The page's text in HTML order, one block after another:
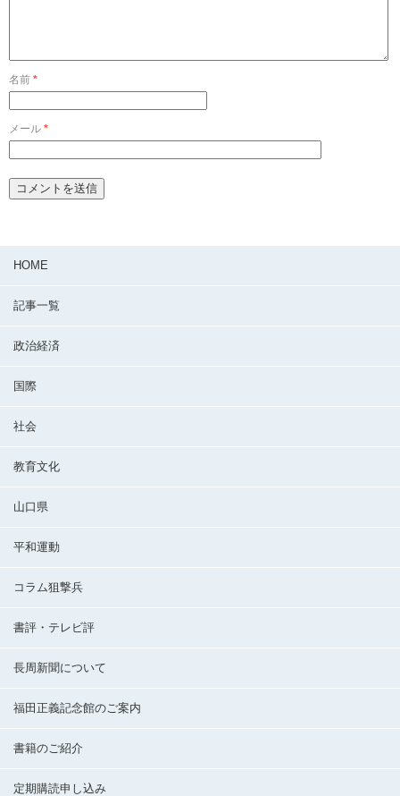
名前 *
メール *
HOME
記事一覧
政治経済
国際
社会
教育文化
山口県
平和運動
コラム狙撃兵
書評・テレビ評
長周新聞について
福田正義記念館のご案内
書籍のご紹介
定期購読申し込み